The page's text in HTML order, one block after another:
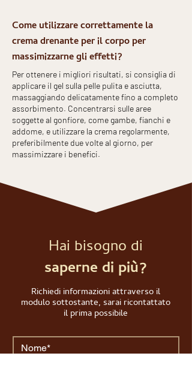
Come utilizzare correttamente la
crema drenante per il corpo per
massimizzarne gli effetti?
Per ottenere i migliori risultati, si consiglia di
applicare il gel sulla pelle pulita e asciutta,
massaggiando delicatamente fino a completo
assorbimento. Concentrarsi sulle aree
soggette al gonfiore, come gambe, fianchi e
addome, e utilizzare la crema regolarmente,
preferibilmente due volte al giorno, per
massimizzare i benefici.
Hai bisogno di
saperne di più?
Richiedi informazioni attraverso il
modulo sottostante, sarai ricontattato
il prima possibile